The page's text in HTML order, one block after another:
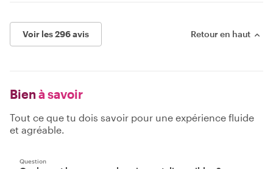
Voir les 296 avis Retour en haut
Bien à savoir
Tout ce que tu dois savoir pour une expérience fluide
et agréable.
Question